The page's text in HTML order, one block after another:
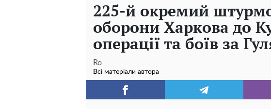
225-й окремий
оборони Харкова до
операції та боїв за
Ro
Всі матеріали автора